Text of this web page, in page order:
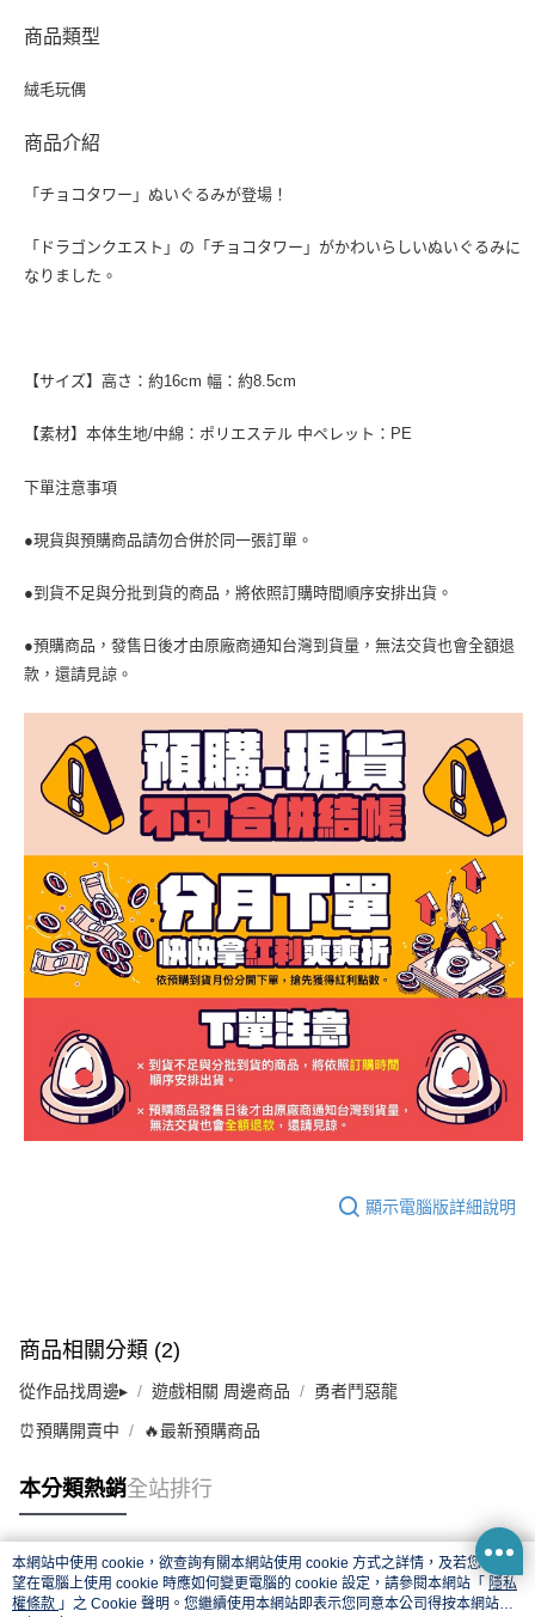
商品類型
絨毛玩偶
商品介紹
「チョコタワー」ぬいぐるみが登場！
「ドラゴンクエスト」の「チョコタワー」がかわいらしいぬいぐるみに
なりました。
【サイズ】高さ：約16cm 幅：約8.5cm
【素材】本体生地/中綿：ポリエステル 中ペレット：PE
下單注意事項
●現貨與預購商品請勿合併於同一張訂單。
●到貨不足與分批到貨的商品，將依照訂購時間順序安排出貨。
●預購商品，發售日後才由原廠商通知台灣到貨量，無法交貨也會全額退
款，還請見諒。
顯示電腦版詳細說明
商品相關分類 (2)
從作品找周邊▸ 遊戲相關 周邊商品 勇者鬥惡龍
⏰預購開賣中 🔥最新預購商品
本分類熱銷全站排行
熱門標籤
本網站中使用 cookie，欲查詢有關本網站使用 cookie 方式之詳情，及若您不希
望在電腦上使用 cookie 時應如何變更電腦的 cookie 設定，請參閱本網站「 隱私
權條款 」之 Cookie 聲明。您繼續使用本網站即表示您同意本公司得按本網站使